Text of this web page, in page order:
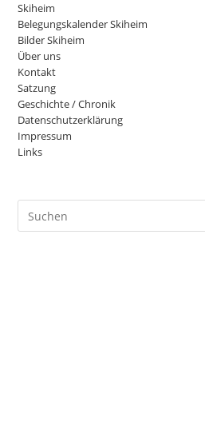
Skiheim
Belegungskalender Skiheim
Bilder Skiheim
Über uns
Kontakt
Satzung
Geschichte / Chronik
Datenschutzerklärung
Impressum
Links